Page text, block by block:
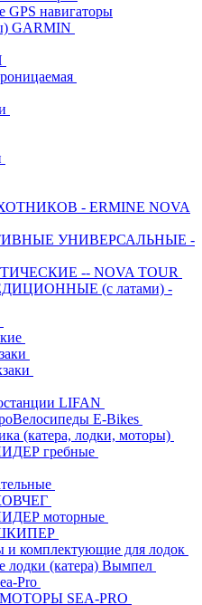
GPS навигаторы
GARMIN
- ERMINE NOVA
УНИВЕРСАЛЬНЫЕ -
-- NOVA TOUR
(с латами) -
LIFAN
E-Bikes
(катера, лодки, моторы)
гребные
моторные
и комплектующие для лодок
(катера) Вымпел
Pro
SEA-PRO